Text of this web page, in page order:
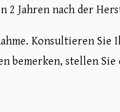
Jahren nach der
Konsultieren
stellen